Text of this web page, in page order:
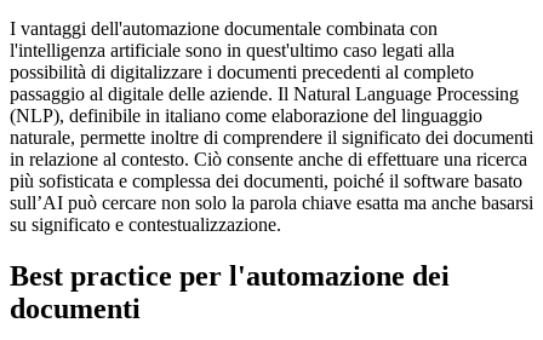
I vantaggi dell'automazione documentale combinata con
l'intelligenza artificiale sono in quest'ultimo caso legati alla
possibilità di digitalizzare i documenti precedenti al completo
passaggio al digitale delle aziende. Il Natural Language Processing
(NLP), definibile in italiano come elaborazione del linguaggio
naturale, permette inoltre di comprendere il significato dei documenti
in relazione al contesto. Ciò consente anche di effettuare una ricerca
più sofisticata e complessa dei documenti, poiché il software basato
sull’AI può cercare non solo la parola chiave esatta ma anche basarsi
su significato e contestualizzazione.
Best practice per l'automazione dei
documenti